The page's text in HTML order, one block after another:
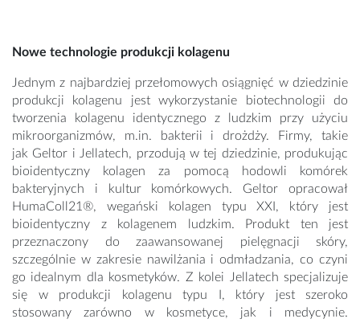
Nowe technologie produkcji kolagenu
Jednym z najbardziej przełomowych osiągnięć w dziedzinie
produkcji kolagenu jest wykorzystanie biotechnologii do
tworzenia kolagenu identycznego z ludzkim przy użyciu
mikroorganizmów, m.in. bakterii i drożdży. Firmy, takie
jak Geltor i Jellatech, przodują w tej dziedzinie, produkując
bioidentyczny kolagen za pomocą hodowli komórek
bakteryjnych i kultur komórkowych. Geltor opracował
HumaColl21®, wegański kolagen typu XXI, który jest
bioidentyczny z kolagenem ludzkim. Produkt ten jest
przeznaczony do zaawansowanej pielęgnacji skóry,
szczególnie w zakresie nawilżania i odmładzania, co czyni
go idealnym dla kosmetyków. Z kolei Jellatech specjalizuje
się w produkcji kolagenu typu I, który jest szeroko
stosowany zarówno w kosmetyce, jak i medycynie.